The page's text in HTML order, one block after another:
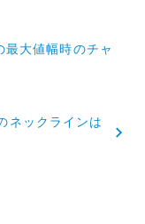
最大値幅時のチャ
ネックラインは